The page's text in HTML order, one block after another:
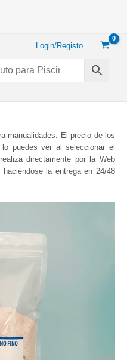
Login/Registo
manualidades. El precio de los
puedes ver al seleccionar el
directamente por la Web
la entrega en 24/48